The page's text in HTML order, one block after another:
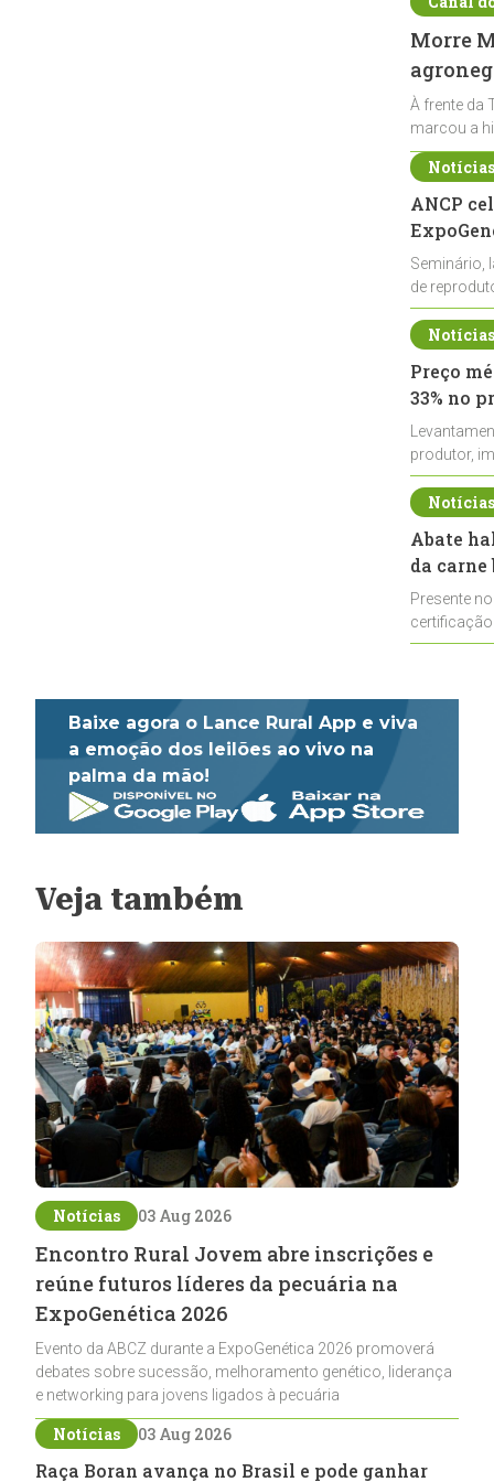
Morre
À frente da
marcou a
ANCP
Seminário,
de
durante a
Preço
33% no
produtor,
de leite cru
Abate
da
Presente
Baixe agora o Lance Rural App e viva
a emoção dos leilões ao vivo na
palma da mão!
Veja também
Notícias 03 Aug 2026
Encontro Rural Jovem abre inscrições e
reúne futuros líderes da pecuária na
ExpoGenética 2026
Evento da ABCZ durante a ExpoGenética 2026 promoverá
debates sobre sucessão, melhoramento genético, liderança
e networking para jovens ligados à pecuária
Notícias 03 Aug 2026
Raça Boran avança no Brasil e pode ganhar